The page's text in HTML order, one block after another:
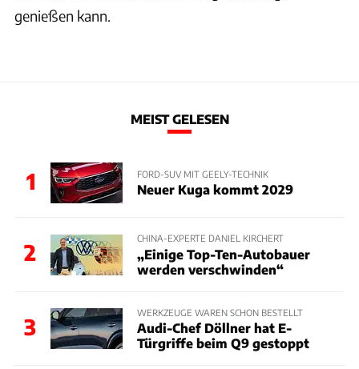
genießen kann.
MEIST GELESEN
1 FORD-SUV MIT GEELY-TECHNIK
Neuer Kuga kommt 2029
2
CHINA-EXPERTE DANIEL KIRCHERT
„Einige Top-Ten-Autobauer
werden verschwinden“
3
WERKZEUGE WAREN SCHON BESTELLT
Audi-Chef Döllner hat E-
Türgriffe beim Q9 gestoppt